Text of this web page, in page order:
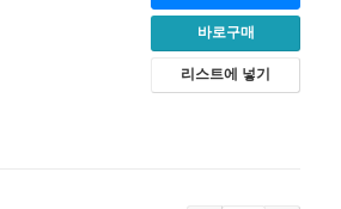
바로구매
리스트에 넣기